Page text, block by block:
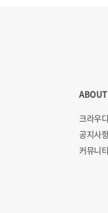
크라우
공지사
커뮤니